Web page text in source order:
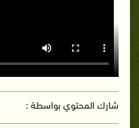
شارك المحتوي بواسطة :